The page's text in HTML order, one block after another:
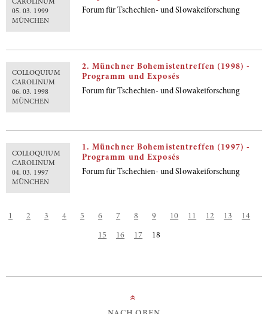
CAROLINUM
05. 03. 1999
MÜNCHEN
Forum für Tschechien- und Slowakeiforschung
COLLOQUIUM
CAROLINUM
06. 03. 1998
MÜNCHEN
2. Münchner Bohemistentreffen (1998) -
Programm und Exposés
Forum für Tschechien- und Slowakeiforschung
COLLOQUIUM
CAROLINUM
04. 03. 1997
MÜNCHEN
1. Münchner Bohemistentreffen (1997) -
Programm und Exposés
Forum für Tschechien- und Slowakeiforschung
1 2 3 4 5 6 7 8 9 10 11 12 13 14
15 16 17 18
»